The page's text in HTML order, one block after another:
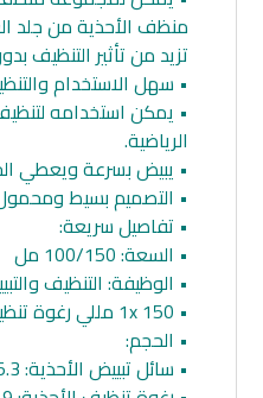
منظف الأحذية من جلد
تزيد من تأثير التنظيف
• سهل الاستخدام
• يمكن استخدامه
الرياضية.
• يبيض بسرعة ويعطي
• التصميم بسيط
• تفاصيل سريعة:
• السعة: 100/150 مل
• الوظيفة: التنظيف
• 1x 150 مللي رغوة تنظيف الأحذية
• الحجم:
• سائل تبييض الأحذية: 15.3 * 4.6 * 3 سم